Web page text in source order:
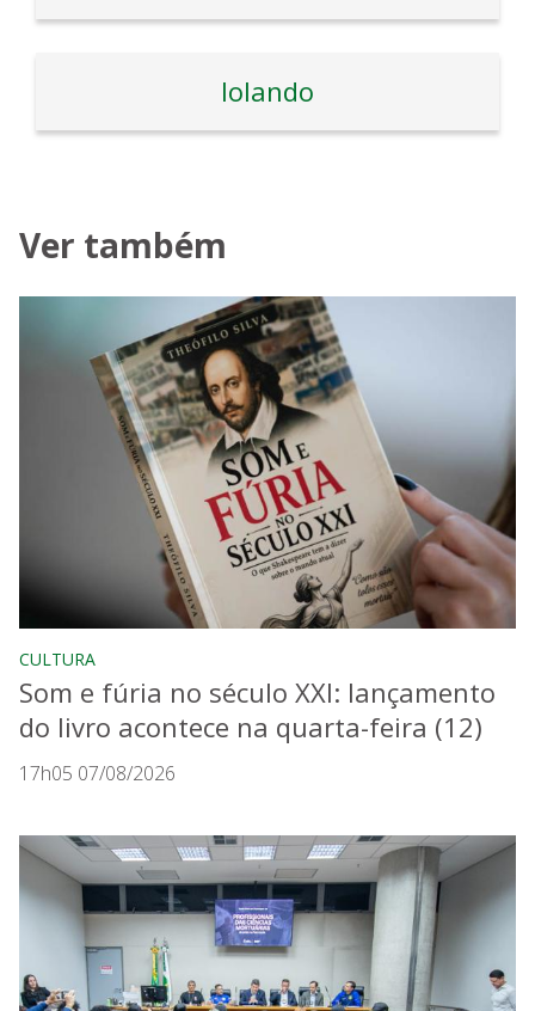
Iolando
Ver também
CULTURA
Som e fúria no século XXI: lançamento
do livro acontece na quarta-feira (12)
17h05 07/08/2026